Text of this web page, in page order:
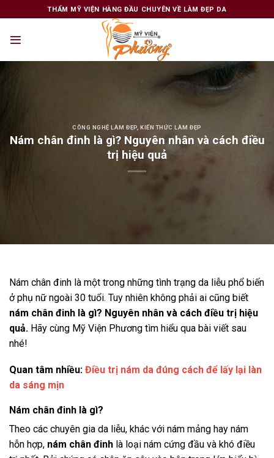
to
THẨM MỸ VIỆN HÀNG ĐẦU CHUYÊN VỀ LÀM ĐẸP DA
CÔNG NGHỆ LÀM ĐẸP,KIẾN THỨC LÀM ĐẸP
Nám chân đinh là gì? Nguyên nhân và cách điều
trị hiệu quả
Nám chân đinh là một trong những tình trạng da liễu phổ biến
ở phụ nữ ngoài 30 tuổi. Tuy nhiên không phải ai cũng biết
nám chân đinh là gì? Nguyên nhân và cách điều trị hiệu
quả. Hãy cùng Mỹ Viện Phương tìm hiểu qua bài viết sau
nhé!
Quan tâm nhiều: Điều trị nám da đúng cách để lấy lại làn
da sáng mịn
Nám chân đinh là gì?
Theo các chuyên gia da liễu, khác với nám mảng hay nám
hỗn hợp, nám chân đinh là loại nám cứng đầu và khó điều